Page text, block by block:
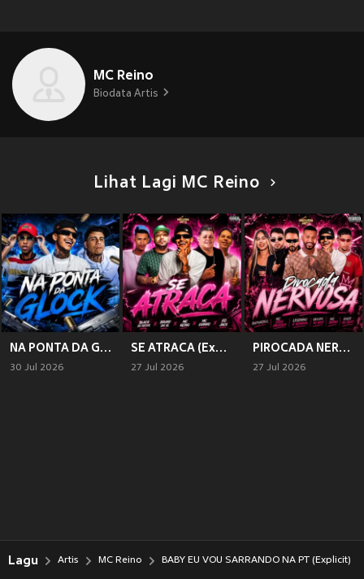
MC Reino
Biodata Artis
Lihat Lagi MC Reino
NA PONTA DA GLOCK (Explicit)
30 Jul 2026
SE ATRACA (Explicit)
27 Jul 2026
PIROCADA NERVOSA (Explicit)
27 Jul 2026
Lagu Artis MC Reino BABY EU VOU SARRANDO NA PT (Explicit)